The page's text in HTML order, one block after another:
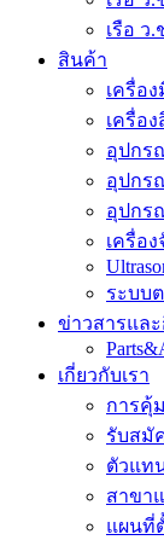
เรือ ว
สินค้า
เครื่อ
เครื่อ
อุปกร
อุปกร
อุปกร
เครื่อ
ระบบ
ข่าวสารแล
เกี่ยวกับเรา
การคุ้
รับสมั
ตัวแท
สาขา
แผนที่